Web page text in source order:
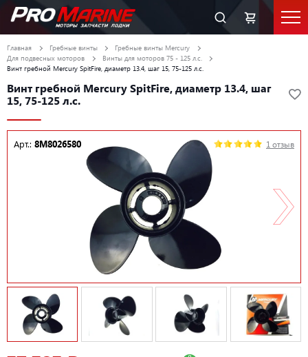
Главная Гребные винты
Гребные винты Mercury
Для подвесных моторов
Винты для моторов 75 - 125 л.с.
Винт гребной Mercury SpitFire, диаметр 13.4, шаг 15, 75-125 л.с.
Винт гребной Mercury SpitFire, диаметр 13.4, шаг
15, 75-125 л.с.
Арт.: 8M8026580 1 отзыв